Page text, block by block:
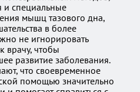
и специальные
мышц тазового дна,
в более
не игнорировать
врачу, чтобы
развитие заболевания.
что своевременное
помощью значительно